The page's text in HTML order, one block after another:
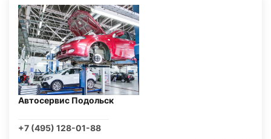
Автосервис Подольск
+7 (495) 128-01-88